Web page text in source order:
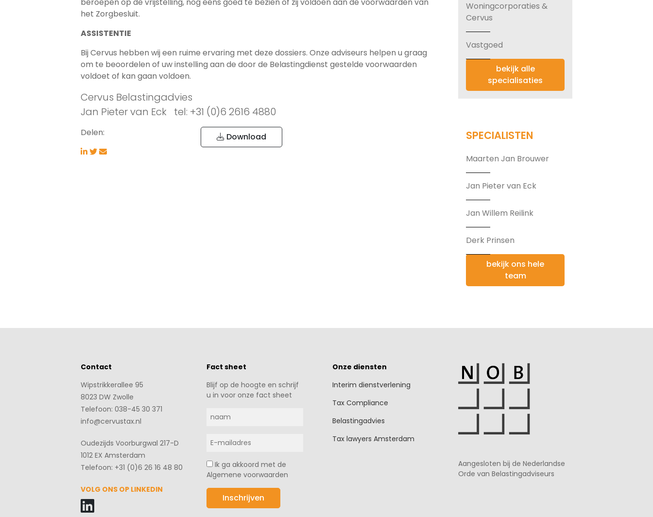
het Zorgbesluit.
ASSISTENTIE
Bij Cervus hebben wij een ruime ervaring met deze dossiers. Onze adviseurs helpen u graag
om te beoordelen of uw instelling aan de door de Belastingdienst gestelde voorwaarden
voldoet of kan gaan voldoen.
Cervus Belastingadvies
Jan Pieter van Eck tel: +31 (0)6 2616 4880
Delen: Download
Woningcorporaties &
Cervus
Vastgoed
bekijk alle
specialisaties
SPECIALISTEN
Maarten Jan Brouwer
Jan Pieter van Eck
Jan Willem Reilink
Derk Prinsen
bekijk ons hele
team
Contact
Wipstrikkerallee 95
8023 DW Zwolle
Telefoon: 038-45 30 371
info@cervustax.nl
Oudezijds Voorburgwal 217-D
1012 EX Amsterdam
Telefoon: +31 (0)6 26 16 48 80
VOLG ONS OP LINKEDIN
Fact sheet
Blijf op de hoogte en schrijf
u in voor onze fact sheet
Ik ga akkoord met de
Algemene voorwaarden
Onze diensten
Interim dienstverlening
Tax Compliance
Belastingadvies
Tax lawyers Amsterdam
Aangesloten bij de Nederlandse
Orde van Belastingadviseurs